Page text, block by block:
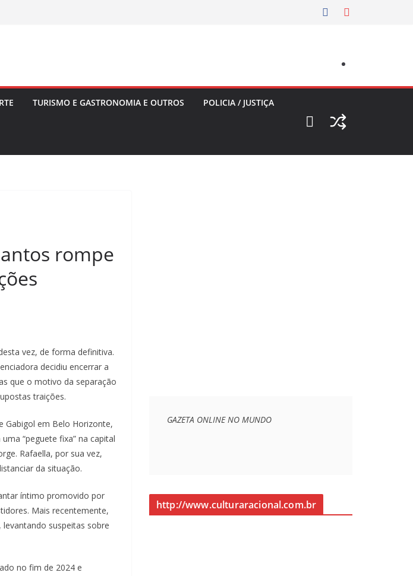
TURISMO E GASTRONOMIA E OUTROS POLICIA / JUSTIÇA
rompe
vez, de forma definitiva.
decidiu encerrar a
que o motivo da separação
traições.
Gabigol em Belo Horizonte,
“peguete fixa” na capital
Rafaella, por sua vez,
da situação.
íntimo promovido por
Mais recentemente,
suspeitas sobre
no fim de 2024 e
GAZETA ONLINE NO MUNDO
http://www.culturaracional.com.br